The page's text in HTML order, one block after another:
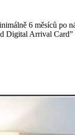
6 měsíců po
Digital Arrival Card”